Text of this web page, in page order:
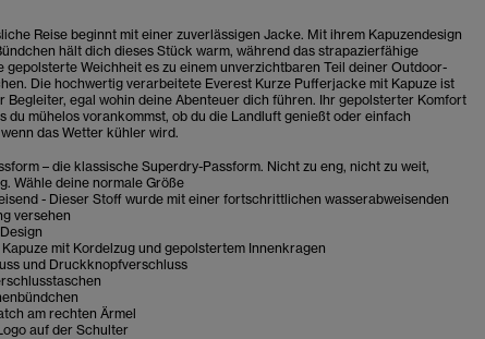
Reise beginnt mit einer zuverlässigen Jacke. Mit ihrem Kapuzendesign
hält dich dieses Stück warm, während das strapazierfähige
gepolsterte Weichheit es zu einem unverzichtbaren Teil deiner Outdoor-
Die hochwertig verarbeitete Everest Kurze Pufferjacke mit Kapuze ist
Begleiter, egal wohin deine Abenteuer dich führen. Ihr gepolsterter Komfort
du mühelos vorankommst, ob du die Landluft genießt oder einfach
das Wetter kühler wird.
– die klassische Superdry-Passform. Nicht zu eng, nicht zu weit,
Wähle deine normale Größe
- Dieser Stoff wurde mit einer fortschrittlichen wasserabweisenden
versehen
mit Kordelzug und gepolstertem Innenkragen
und Druckknopfverschluss
am rechten Ärmel
auf der Schulter